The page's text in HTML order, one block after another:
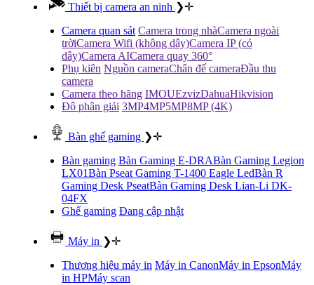
Thiết bị camera an ninh ❯✛
Camera quan sát Camera trong nhàCamera ngoài
trờiCamera Wifi (không dây)Camera IP (có
dây)Camera AICamera quay 360°
Phụ kiên Nguồn cameraChân đế cameraĐầu thu
camera
Camera theo hãng IMOUEzvizDahuaHikvision
Đô phân giải 3MP4MP5MP8MP (4K)
Bàn ghế gaming ❯✛
Bàn gaming Bàn Gaming E-DRABàn Gaming Legion
LX01Bàn Pseat Gaming T-1400 Eagle LedBàn R
Gaming Desk PseatBàn Gaming Desk Lian-Li DK-
04FX
Ghế gaming Đang cập nhật
Máy in ❯✛
Thương hiệu máy in Máy in CanonMáy in EpsonMáy
in HPMáy scan